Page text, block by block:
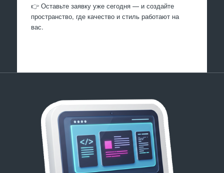
👉 Оставьте заявку уже сегодня — и создайте
пространство, где качество и стиль работают на
вас.